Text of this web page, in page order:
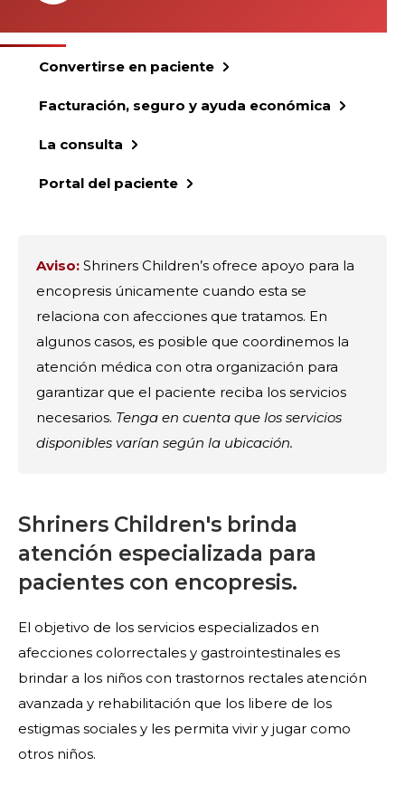
Convertirse en paciente
Facturación, seguro y ayuda económica
La consulta
Portal del paciente
Aviso: Shriners Children’s ofrece apoyo para la
encopresis únicamente cuando esta se
relaciona con afecciones que tratamos. En
algunos casos, es posible que coordinemos la
atención médica con otra organización para
garantizar que el paciente reciba los servicios
necesarios. Tenga en cuenta que los servicios
disponibles varían según la ubicación.
Shriners Children's brinda
atención especializada para
pacientes con encopresis.
El objetivo de los servicios especializados en
afecciones colorrectales y gastrointestinales es
brindar a los niños con trastornos rectales atención
avanzada y rehabilitación que los libere de los
estigmas sociales y les permita vivir y jugar como
otros niños.